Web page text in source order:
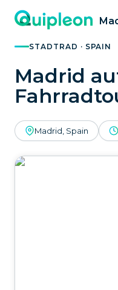
STADTRAD · SPAIN
Madrid
Madrid, Spain